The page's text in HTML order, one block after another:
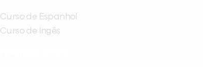
Curso de Espanhol
Curso de Ingês